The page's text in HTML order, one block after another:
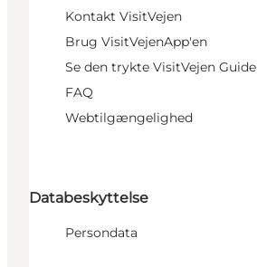
Kontakt VisitVejen
Brug VisitVejenApp'en
Se den trykte VisitVejen Guide
FAQ
Webtilgængelighed
Databeskyttelse
Persondata